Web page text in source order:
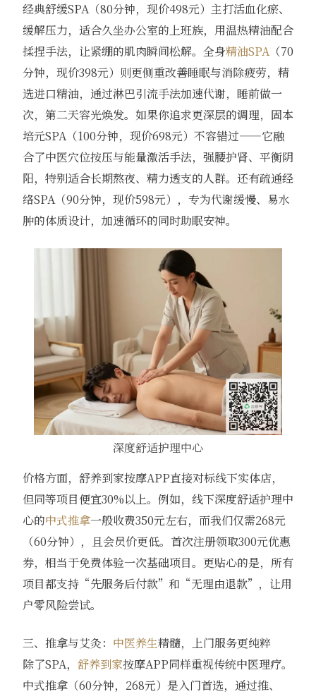
经典舒缓SPA（80分钟，现价498元）主打活血化瘀、
缓解压力，适合久坐办公室的上班族，用温热精油配合
揉捏手法，让紧绷的肌肉瞬间松解。全身精油SPA（70
分钟，现价398元）则更侧重改善睡眠与消除疲劳，精
选进口精油，通过淋巴引流手法加速代谢，睡前做一
次，第二天容光焕发。如果你追求更深层的调理，固本
培元SPA（100分钟，现价698元）不容错过——它融
合了中医穴位按压与能量激活手法，强腰护肾、平衡阴
阳，特别适合长期熬夜、精力透支的人群。还有疏通经
络SPA（90分钟，现价598元），专为代谢缓慢、易水
肿的体质设计，加速循环的同时助眠安神。
深度舒适护理中心
价格方面，舒养到家按摩APP直接对标线下实体店，
但同等项目便宜30%以上。例如，线下深度舒适护理中
心的中式推拿一般收费350元左右，而我们仅需268元
（60分钟），且会员价更低。首次注册领取300元优惠
券，相当于免费体验一次基础项目。更贴心的是，所有
项目都支持“先服务后付款”和“无理由退款”，让用
户零风险尝试。
三、推拿与艾灸： 中医养生精髓，上门服务更纯粹
除了SPA， 舒养到家按摩APP同样重视传统中医理疗。
中式推拿（60分钟，268元）是入门首选，通过推、